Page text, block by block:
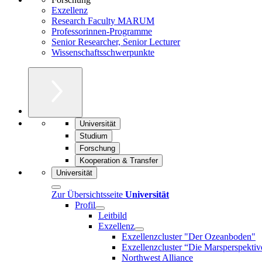
Exzellenz
Research Faculty MARUM
Professorinnen-Programme
Senior Researcher, Senior Lecturer
Wissenschaftsschwerpunkte
Universität
Studium
Forschung
Kooperation & Transfer
Universität
Zur Übersichtsseite Universität
Profil
Leitbild
Exzellenz
Exzellenzcluster "Der Ozeanboden"
Exzellenzcluster “Die
Northwest Alliance